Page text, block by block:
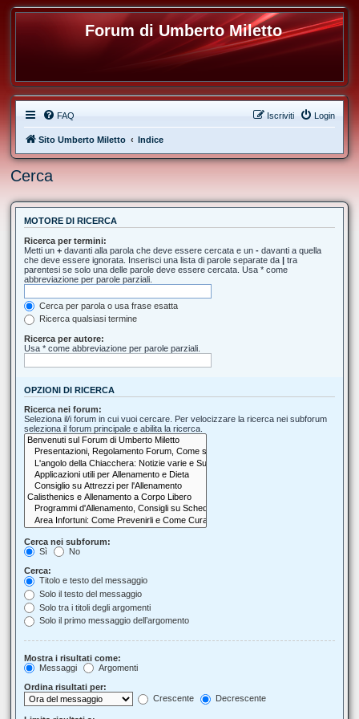
Forum di Umberto Miletto
FAQ Login
Iscriviti
Sito Umberto Miletto Indice
Cerca
MOTORE DI RICERCA
Ricerca per termini:
Metti un + davanti alla parola che deve essere cercata e un - davanti a quella
che deve essere ignorata. Inserisci una lista di parole separate da | tra
parentesi se solo una delle parole deve essere cercata. Usa * come
abbreviazione per parole parziali.
Cerca per parola o usa frase esatta
Ricerca qualsiasi termine
Ricerca per autore:
Usa * come abbreviazione per parole parziali.
OPZIONI DI RICERCA
Ricerca nei forum:
Seleziona il/i forum in cui vuoi cercare. Per velocizzare la ricerca nei subforum
seleziona il forum principale e abilita la ricerca.
Cerca nei subforum:
Sì
No
Cerca:
Titolo e testo del messaggio
Solo il testo del messaggio
Solo tra i titoli degli argomenti
Solo il primo messaggio dell’argomento
Mostra i risultati come:
Messaggi
Argomenti
Ordina risultati per:
Crescente
Decrescente